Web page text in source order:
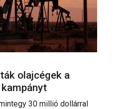
olajcégek a
30 millió dollárral